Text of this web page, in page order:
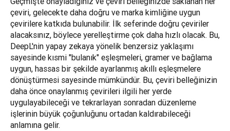
çeviri, gelecekte daha doğru ve marka kimliğine uygun
çevirilere katkıda bulunabilir. İlk seferinde doğru çeviriler
alacaksınız, böylece yerelleştirme çok daha hızlı olacak. Bu,
DeepL'nin yapay zekaya yönelik benzersiz yaklaşımı
sayesinde kısmi "bulanık" eşleşmeleri, gramer ve bağlama
uygun, hassas bir şekilde ayarlanmış akıllı eşleşmelere
dönüştürmesi sayesinde mümkündür. Bu, çeviri belleğinizin
daha önce onaylanmış çevirileri ilgili her yerde
uygulayabileceği ve tekrarlayan sonradan düzenleme
işlerinin büyük çoğunluğunu ortadan kaldırabileceği
anlamına gelir.